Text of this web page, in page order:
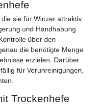
sie für Winzer attraktiv
und Handhabung
über den
die benötigte Menge
erzielen. Darüber
für Verunreinigungen,
Trockenhefe